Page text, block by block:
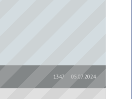
05.07.2024
1347